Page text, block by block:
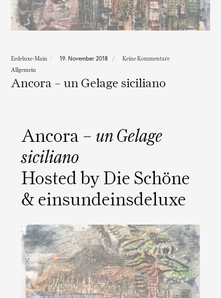
Eedeluxe-Main 19. November 2018
Keine Kommentare
Allgemein
Ancora – un Gelage siciliano
Ancora – un Gelage
siciliano
Hosted by Die Schöne
& einsundeinsdeluxe